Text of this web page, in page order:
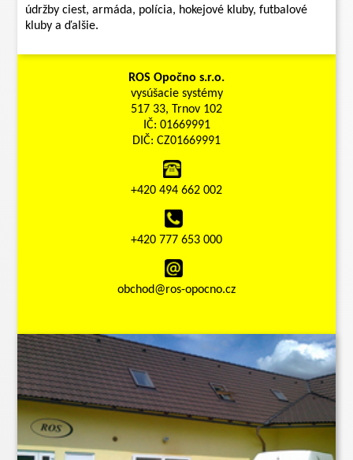
ROS Opočno s.r.o.
vysúšacie systémy
517 33, Trnov 102
IČ: 01669991
DIČ: CZ01669991
+420 494 662 002
+420 777 653 000
obchod@ros-opocno.cz
údržby ciest, armáda, polícia, hokejové kluby, futbalové
kluby a ďalšie.